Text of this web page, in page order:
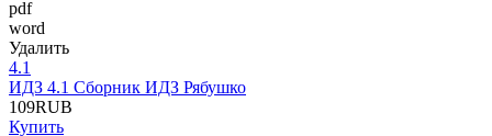
pdf
word
Удалить
4.1
ИДЗ 4.1 Сборник ИДЗ Рябушко
109RUB
Купить